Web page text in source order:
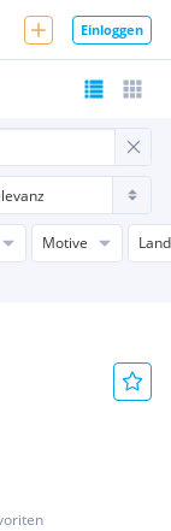
Einloggen
Motive
Land